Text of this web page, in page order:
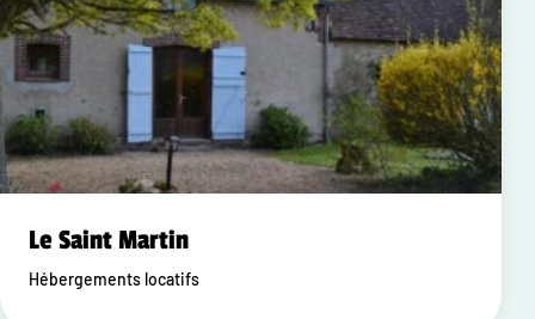
Le Saint Martin
Hébergements locatifs